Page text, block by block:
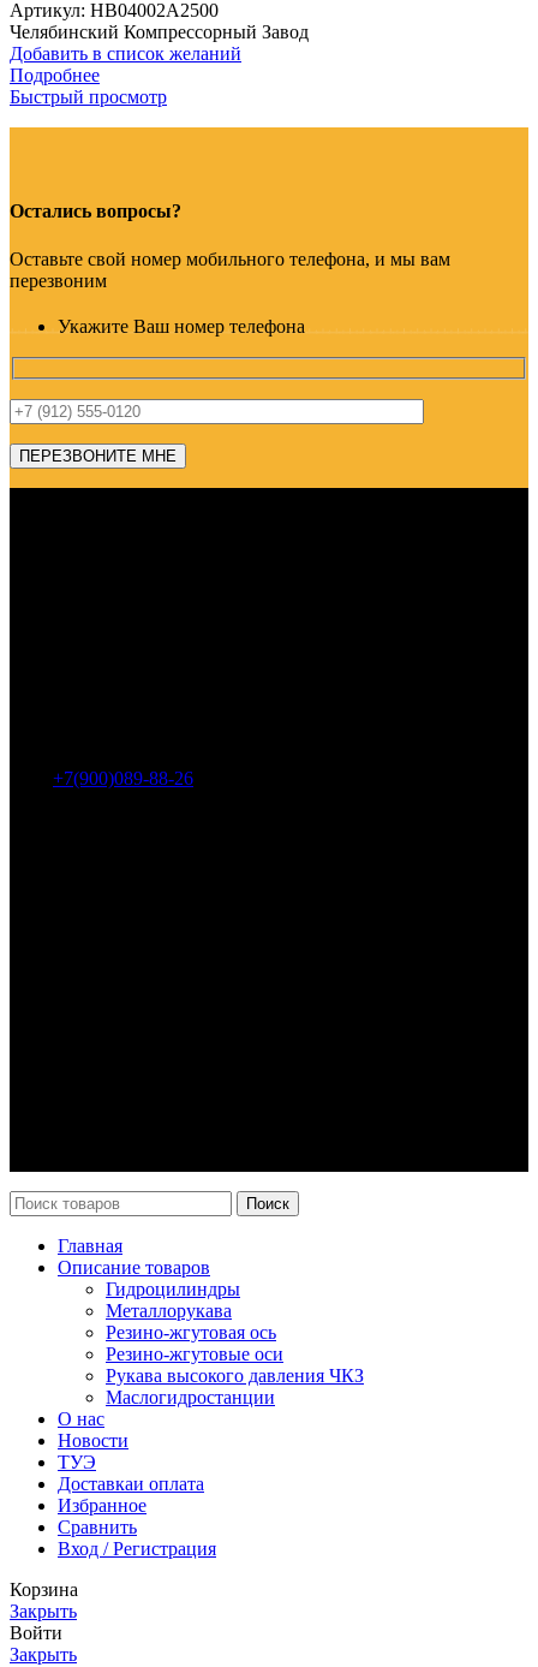
Артикул: HB04002A2500
Челябинский Компрессорный Завод
Добавить в список желаний
Подробнее
Быстрый просмотр
Остались вопросы?
Оставьте свой номер мобильного телефона, и мы вам
перезвоним
Укажите Ваш номер телефона
+7(900)089-88-26
Поиск
Главная
Описание товаров
Гидроцилиндры
Металлорукава
Резино-жгутовая ось
Резино-жгутовые оси
Рукава высокого давления ЧКЗ
Маслогидростанции
О нас
Новости
ТУЭ
Доставкаи оплата
Избранное
Сравнить
Вход / Регистрация
Корзина
Закрыть
Войти
Закрыть